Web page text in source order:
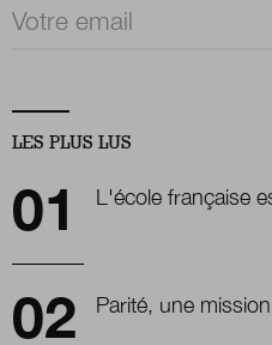
Email *
LES PLUS LUS
L'école française
Parité, une